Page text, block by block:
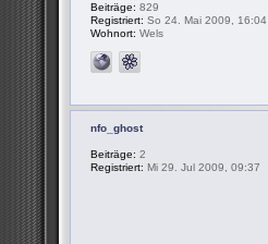
Beiträge: 829
Registriert: So 24. Mai 2009, 16:04
Wohnort: Wels
nfo_ghost
Beiträge: 2
Registriert: Mi 29. Jul 2009, 09:37